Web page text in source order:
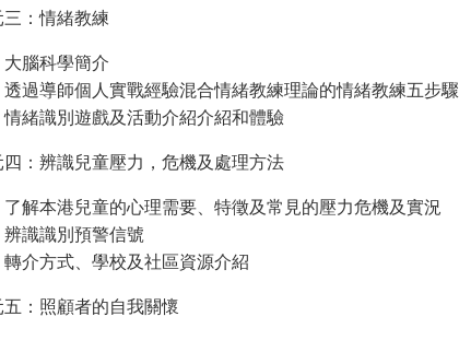
三：情緒教練
大腦科學簡介
透過導師個人實戰經驗混合情緒教練理論的情緒教練五步驟
情緒識別遊戲及活動介紹介紹和體驗
四：辨識兒童壓力，危機及處理方法
了解本港兒童的心理需要、特徵及常見的壓力危機及實況
辨識識別預警信號
轉介方式、學校及社區資源介紹
五：照顧者的自我關懷